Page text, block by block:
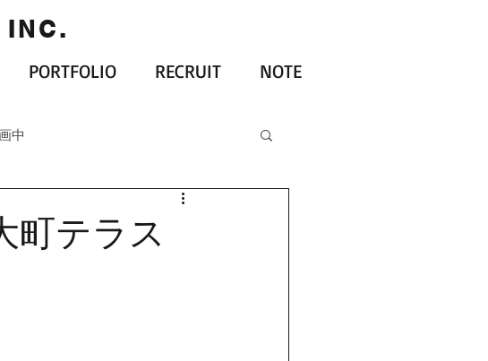
INC.
PORTFOLIO RECRUIT NOTE
中
町テラス